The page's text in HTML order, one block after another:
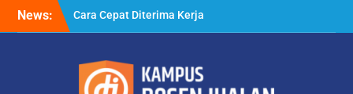
News:
Cara Biar Dapat Pekerjaan
– Panduan Lengkap untuk
Cara Dapat Pekerjaan –
Langkah Praktis untuk